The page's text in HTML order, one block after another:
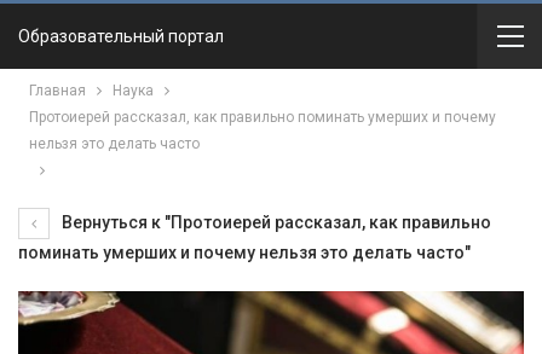
Образовательный портал
Главная
Наука
Протоиерей рассказал, как правильно поминать умерших и почему
нельзя это делать часто
Вернуться к "Протоиерей рассказал, как правильно
поминать умерших и почему нельзя это делать часто"